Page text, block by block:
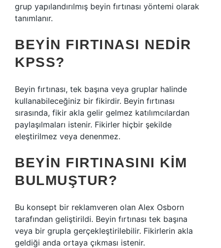
grup yapılandırılmış beyin fırtınası yöntemi olarak
tanımlanır.
BEYIN FIRTINASI NEDIR
KPSS?
Beyin fırtınası, tek başına veya gruplar halinde
kullanabileceğiniz bir fikirdir. Beyin fırtınası
sırasında, fikir akla gelir gelmez katılımcılardan
paylaşılmaları istenir. Fikirler hiçbir şekilde
eleştirilmez veya denenmez.
BEYIN FIRTINASINI KIM
BULMUŞTUR?
Bu konsept bir reklamveren olan Alex Osborn
tarafından geliştirildi. Beyin fırtınası tek başına
veya bir grupla gerçekleştirilebilir. Fikirlerin akla
geldiği anda ortaya çıkması istenir.